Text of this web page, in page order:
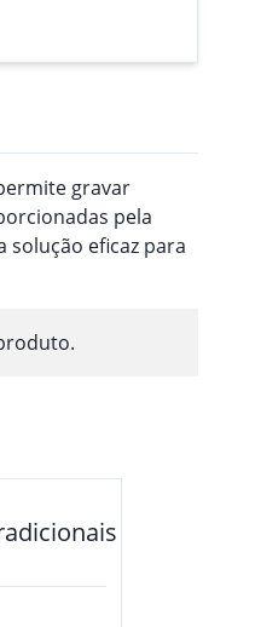
gravar
pela
solução eficaz para